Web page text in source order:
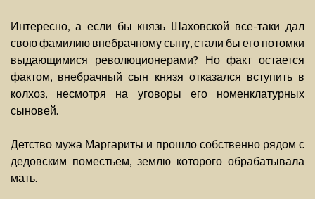
Интересно, а если бы князь Шаховской все-таки дал
свою фамилию внебрачному сыну, стали бы его потомки
выдающимися революционерами? Но факт остается
фактом, внебрачный сын князя отказался вступить в
колхоз, несмотря на уговоры его номенклатурных
сыновей.
Детство мужа Маргариты и прошло собственно рядом с
дедовским поместьем, землю которого обрабатывала
мать.